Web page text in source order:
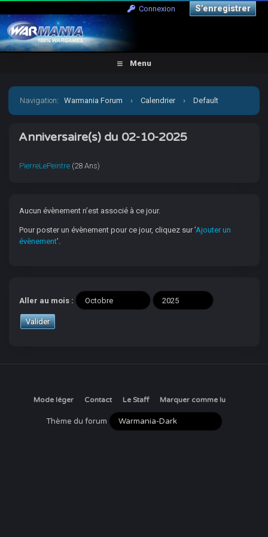
Connexion S’enregistrer
Menu
Navigation:Warmania Forum › Calendrier › Default
2 Octobre 2025
Anniversaire(s) du 02-10-2025
PierreLePeintre (28 Ans)
Aucun évènement n’est associé à ce jour.
Pour poster un évènement pour ce jour, cliquez sur ’Ajouter un
évènement’.
Aller au mois :
Mode léger Contact Le Staff Marquer comme lu
Thème du forum